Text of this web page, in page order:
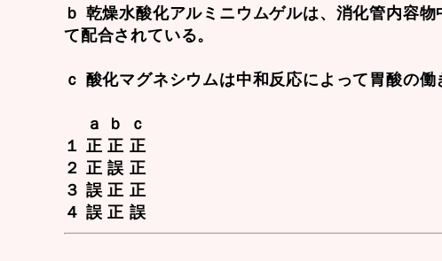
ｂ 乾燥水酸化アルミニウムゲルは、消化管内容
て配合されている。
ｃ 酸化マグネシウムは中和反応によって胃酸の
ａ ｂ ｃ
１ 正 正 正
２ 正 誤 正
３ 誤 正 正
４ 誤 正 誤